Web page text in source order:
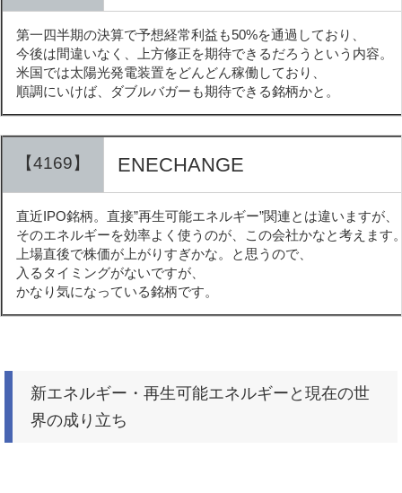
第一四半期の決算で予想経常利益も50%を通過しており、
今後は間違いなく、上方修正を期待できるだろうという内容。
米国では太陽光発電装置をどんどん稼働しており、
順調にいけば、ダブルバガーも期待できる銘柄かと。
【4169】 ENECHANGE
直近IPO銘柄。直接”再生可能エネルギー”関連とは違いますが、
そのエネルギーを効率よく使うのが、この会社かなと考えます
上場直後で株価が上がりすぎかな。と思うので、
入るタイミングがないですが、
かなり気になっている銘柄です。
新エネルギー・再生可能エネルギーと現在の世
界の成り立ち